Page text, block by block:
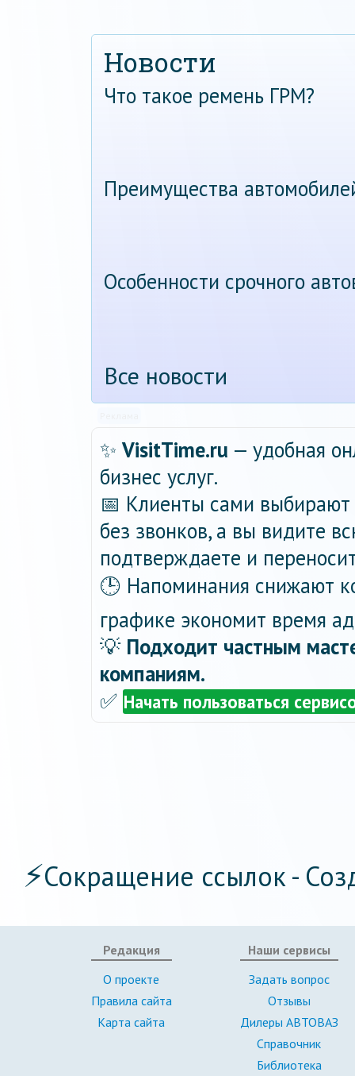
Новости
Что такое ремень ГРМ?
Преимущества
Особенности срочного
Все новости
✨ VisitTime.ru — удобная
бизнес услуг.
📅 Клиенты сами
без звонков, а вы видите
подтверждаете и
🕒 Напоминания снижают
графике экономит время
💡 Подходит частным
компаниям.
✅ Начать пользоваться
⚡Сокращение ссылок -
Редакция
О проекте
Правила сайта
Карта сайта
Наши сервисы
Задать вопрос
Отзывы
Дилеры АВТОВАЗ
Справочник
Библиотека